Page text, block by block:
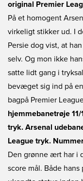
original Premier
På et homogent
virkeligt stikker ud. I
Persie dog vist, at
selv. Og mon ikke
satte lidt gang i
bevæget sig ind på
bagpå Premier
hjemmebanetrøje
tryk. Arsenal
League tryk.
Den grønne ært har i
score mål. Både